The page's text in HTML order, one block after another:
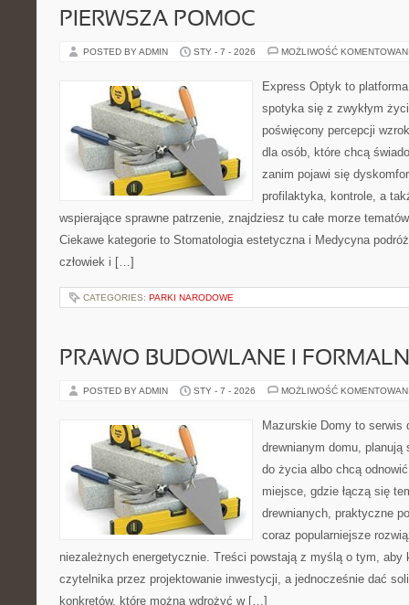
PIERWSZA POMOC
POSTED BY ADMIN STY - 7 - 2026 MOŻLIWOŚĆ
Express Optyk to
spotyka się z zwykłym
poświęcony percepcji
dla osób, które chcą
zanim pojawi się
profilaktyka, kontrole, a
wspierające sprawne patrzenie, znajdziesz tu całe morze
Ciekawe kategorie to Stomatologia estetyczna i Medycyna
człowiek i […]
CATEGORIES: PARKI NARODOWE
PRAWO BUDOWLANE I
POSTED BY ADMIN STY - 7 - 2026 MOŻLIWOŚĆ
Mazurskie Domy to serwis
drewnianym domu, planują
do życia albo chcą
miejsce, gdzie łączą się
drewnianych, praktyczne
coraz popularniejsze
niezależnych energetycznie. Treści powstają z myślą o tym, aby
czytelnika przez projektowanie inwestycji, a jednocześnie dać
konkretów, które można wdrożyć w […]